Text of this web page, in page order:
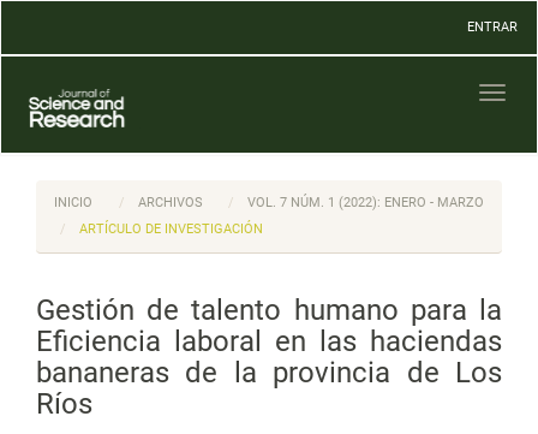
Contenido
Barra
lateral
ENTRAR
INICIO ARCHIVOS
VOL. 7 NÚM. 1 (2022): ENERO - MARZO
ARTÍCULO DE INVESTIGACIÓN
Gestión de talento humano para la
Eficiencia laboral en las haciendas
bananeras de la provincia de Los
Ríos